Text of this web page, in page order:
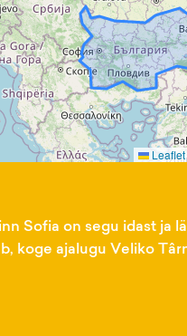
Leaflet
Sofia on segu idast ja
koge ajalugu Veliko